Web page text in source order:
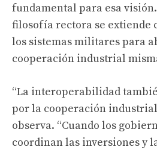
fundamental para esa
filosofía rectora se extiende
los sistemas militares para
cooperación industrial
“La interoperabilidad
por la cooperación
observa. “Cuando los
coordinan las inversiones y